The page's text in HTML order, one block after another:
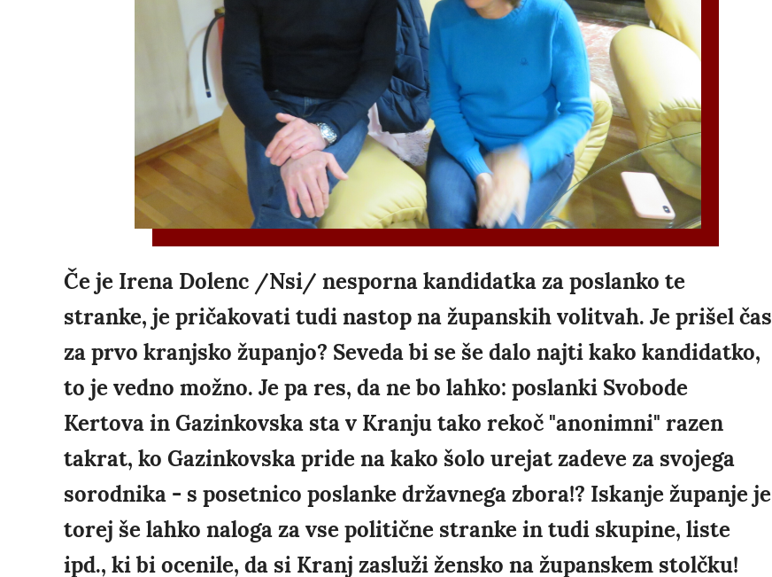
Če je Irena Dolenc /Nsi/ nesporna kandidatka za poslanko te
stranke, je pričakovati tudi nastop na županskih volitvah. Je prišel čas
za prvo kranjsko županjo? Seveda bi se še dalo najti kako kandidatko,
to je vedno možno. Je pa res, da ne bo lahko: poslanki Svobode
Kertova in Gazinkovska sta v Kranju tako rekoč "anonimni" razen
takrat, ko Gazinkovska pride na kako šolo urejat zadeve za svojega
sorodnika - s posetnico poslanke državnega zbora!? Iskanje županje je
torej še lahko naloga za vse politične stranke in tudi skupine, liste
ipd., ki bi ocenile, da si Kranj zasluži žensko na županskem stolčku!